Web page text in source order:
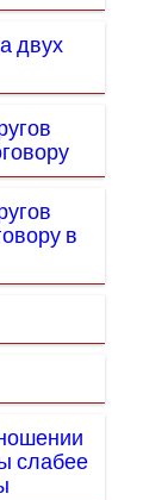
двух
в
слабее